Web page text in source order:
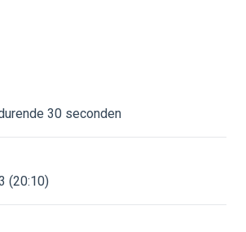
30 seconden
(20:10)